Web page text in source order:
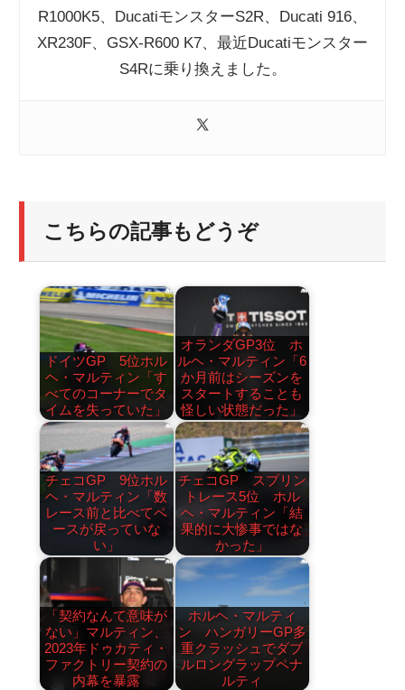
R1000K5、DucatiモンスターS2R、Ducati 916、
XR230F、GSX-R600 K7、最近Ducatiモンスター
S4Rに乗り換えました。
こちらの記事もどうぞ
ドイツGP 5位ホル
ヘ・マルティン「す
べてのコーナーでタ
イムを失っていた」
オランダGP3位 ホ
ルヘ・マルティン「6
か月前はシーズンを
スタートすることも
怪しい状態だった」
チェコGP 9位ホル
ヘ・マルティン「数
レース前と比べてペ
ースが戻っていな
い」
チェコGP スプリン
トレース5位 ホル
ヘ・マルティン「結
果的に大惨事ではな
かった」
「契約なんて意味が
ない」マルティン、
2023年ドゥカティ・
ファクトリー契約の
内幕を暴露
ホルヘ・マルティ
ン ハンガリーGP多
重クラッシュでダブ
ルロングラップペナ
ルティ